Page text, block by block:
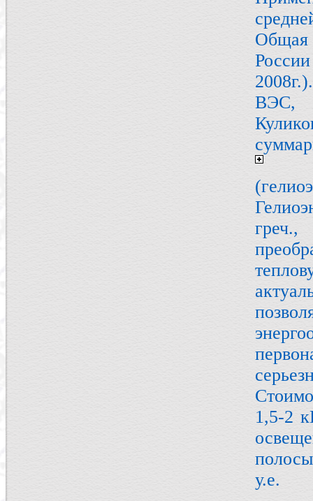
Общая
ВЭС,
1,5-2
у.е.